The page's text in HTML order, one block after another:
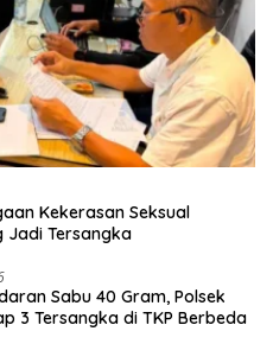
Kekerasan Seksual
Jadi Tersangka
Sabu 40 Gram, Polsek
3 Tersangka di TKP Berbeda